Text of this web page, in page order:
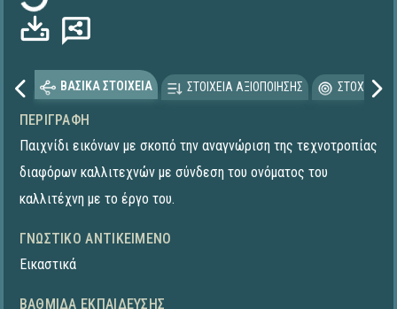
ΒΑΣΙΚΑ ΣΤΟΙΧΕΙΑ ΣΤΟΙΧΕΙΑ ΑΞΙΟΠΟΙΗΣΗΣ
ΠΕΡΙΓΡΑΦΉ
Παιχνίδι εικόνων με σκοπό την αναγνώριση της τεχνοτροπίας
διαφόρων καλλιτεχνών με σύνδεση του ονόματος του
καλλιτέχνη με το έργο του.
ΓΝΩΣΤΙΚΌ ΑΝΤΙΚΕΊΜΕΝΟ
Εικαστικά
ΒΑΘΜΊΔΑ ΕΚΠΑΊΔΕΥΣΗΣ